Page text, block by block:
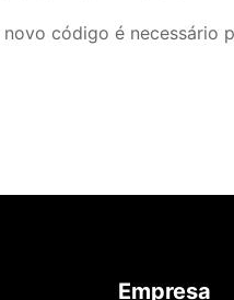
código é necessário
Empresa